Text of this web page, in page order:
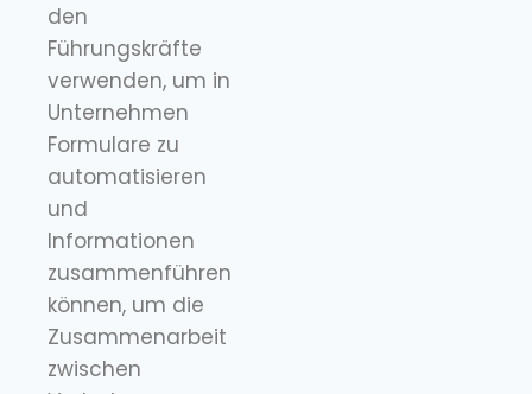
den
Führungskräfte
verwenden, um in
Unternehmen
Formulare zu
automatisieren
und
Informationen
zusammenführen
können, um die
Zusammenarbeit
zwischen